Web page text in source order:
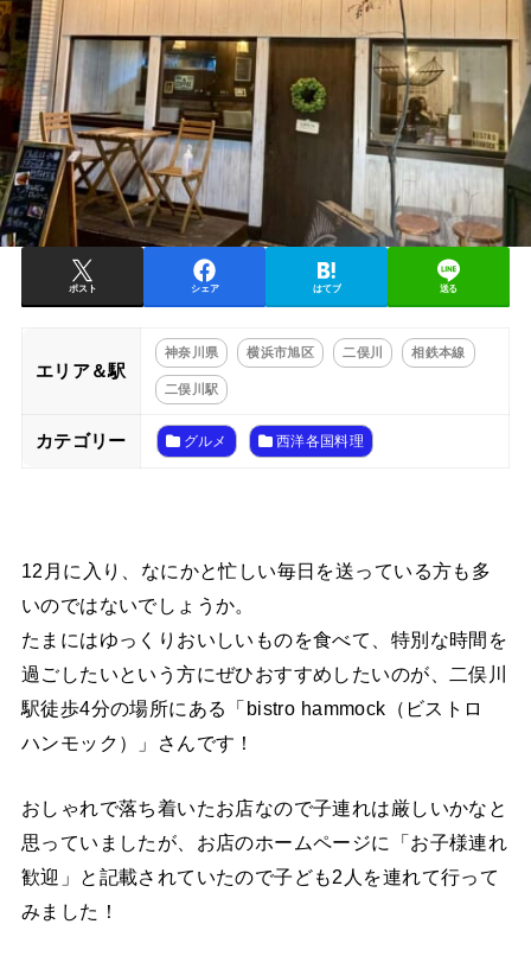
ポスト シェア はてブ 送る
エリア＆駅
神奈川県 横浜市旭区 二俣川 相鉄本線
二俣川駅
カテゴリー グルメ 西洋各国料理
12月に入り、なにかと忙しい毎日を送っている方も多
いのではないでしょうか。
たまにはゆっくりおいしいものを食べて、特別な時間を
過ごしたいという方にぜひおすすめしたいのが、二俣川
駅徒歩4分の場所にある「bistro hammock（ビストロ
ハンモック）」さんです！
おしゃれで落ち着いたお店なので子連れは厳しいかなと
思っていましたが、お店のホームページに「お子様連れ
歓迎」と記載されていたので子ども2人を連れて行って
みました！